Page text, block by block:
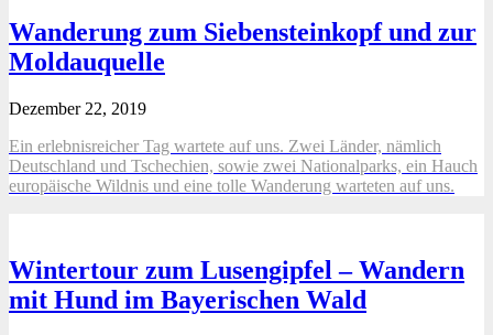
Wanderung zum Siebensteinkopf und zur
Moldauquelle
Dezember 22, 2019
Ein erlebnisreicher Tag wartete auf uns. Zwei Länder, nämlich
Deutschland und Tschechien, sowie zwei Nationalparks, ein Hauch
europäische Wildnis und eine tolle Wanderung warteten auf uns.
Wintertour zum Lusengipfel – Wandern
mit Hund im Bayerischen Wald